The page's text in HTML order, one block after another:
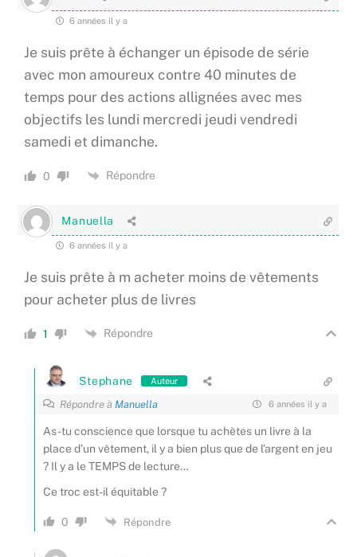
6 années il y a
Je suis prête à échanger un épisode de série
avec mon amoureux contre 40 minutes de
temps pour des actions allignées avec mes
objectifs les lundi mercredi jeudi vendredi
samedi et dimanche.
0 Répondre
Manuella
6 années il y a
Je suis prête à m acheter moins de vêtements
pour acheter plus de livres
1 Répondre
Stephane Auteur
Répondre à Manuella 6 années il y a
As-tu conscience que lorsque tu achètes un livre à la
place d’un vêtement, il y a bien plus que de l’argent en jeu
? Il y a le TEMPS de lecture…
Ce troc est-il équitable ?
0 Répondre